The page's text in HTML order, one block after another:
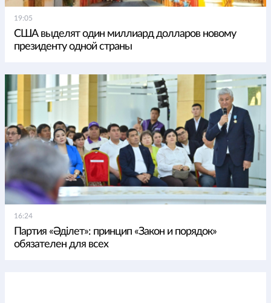
19:05
США выделят один миллиард долларов новому
президенту одной страны
16:24
Партия «Әділет»: принцип «Закон и порядок»
обязателен для всех